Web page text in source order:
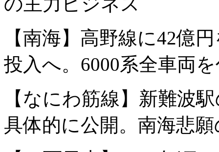
【南海】高野線に42億
投入へ。6000系全車両
【なにわ筋線】新難波
具体的に公開。南海悲